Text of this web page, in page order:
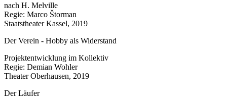
nach H. Melville
Regie: Marco Štorman
Staatstheater Kassel, 2019
Der Verein - Hobby als Widerstand
Projektentwicklung im Kollektiv
Regie: Demian Wohler
Theater Oberhausen, 2019
Der Läufer